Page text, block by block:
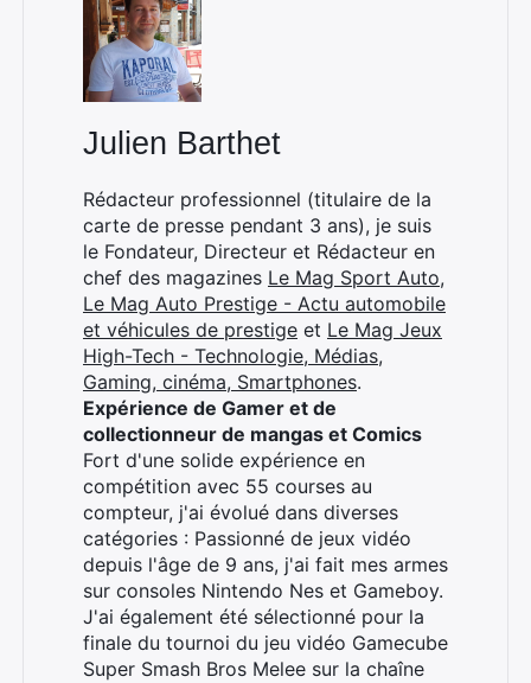
Julien Barthet
Rédacteur professionnel (titulaire de la
carte de presse pendant 3 ans), je suis
le Fondateur, Directeur et Rédacteur en
chef des magazines Le Mag Sport Auto,
Le Mag Auto Prestige - Actu automobile
et véhicules de prestige et Le Mag Jeux
High-Tech - Technologie, Médias,
Gaming, cinéma, Smartphones.
Expérience de Gamer et de
collectionneur de mangas et Comics
Fort d'une solide expérience en
compétition avec 55 courses au
compteur, j'ai évolué dans diverses
catégories : Passionné de jeux vidéo
depuis l'âge de 9 ans, j'ai fait mes armes
sur consoles Nintendo Nes et Gameboy.
J'ai également été sélectionné pour la
finale du tournoi du jeu vidéo Gamecube
Super Smash Bros Melee sur la chaîne